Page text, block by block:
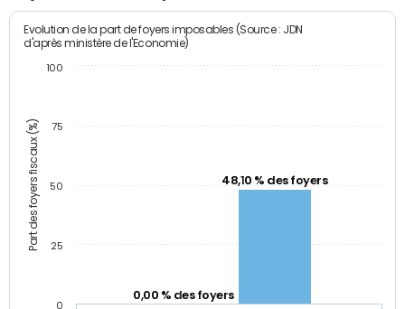
Part des foyers fiscaux (%)
Evolution de la part de foyers imposables (Source : JDN
d'après ministère de l'Economie)
0,00 % des foyers
48,10 % des foyers
0
25
50
75
100